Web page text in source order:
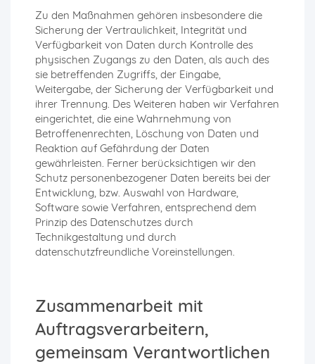
Zu den Maßnahmen gehören insbesondere die
Sicherung der Vertraulichkeit, Integrität und
Verfügbarkeit von Daten durch Kontrolle des
physischen Zugangs zu den Daten, als auch des
sie betreffenden Zugriffs, der Eingabe,
Weitergabe, der Sicherung der Verfügbarkeit und
ihrer Trennung. Des Weiteren haben wir Verfahren
eingerichtet, die eine Wahrnehmung von
Betroffenenrechten, Löschung von Daten und
Reaktion auf Gefährdung der Daten
gewährleisten. Ferner berücksichtigen wir den
Schutz personenbezogener Daten bereits bei der
Entwicklung, bzw. Auswahl von Hardware,
Software sowie Verfahren, entsprechend dem
Prinzip des Datenschutzes durch
Technikgestaltung und durch
datenschutzfreundliche Voreinstellungen.
Zusammenarbeit mit
Auftragsverarbeitern,
gemeinsam Verantwortlichen